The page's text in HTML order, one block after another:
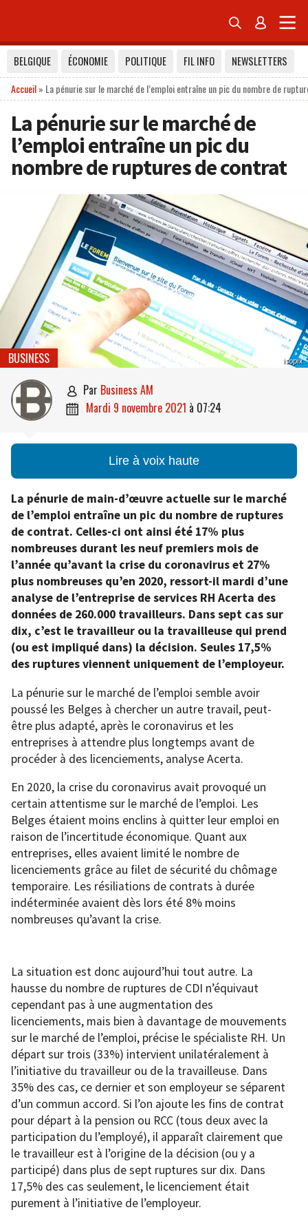
 
BELGIQUE ÉCONOMIE POLITIQUE FIL INFO
NEWSLETTERS
Accueil» La pénurie sur le marché de l’emploi entraîne un pic du nombre de
La pénurie sur le marché de
l’emploi entraîne un pic du
nombre de ruptures de contrat
isopix
BUSINESS
 par Business AM
 mardi 9 novembre 2021 à 07:24
Lire à voix haute
La pénurie de main-d’œuvre actuelle sur le marché
de l’emploi entraîne un pic du nombre de ruptures
de contrat. Celles-ci ont ainsi été 17% plus
nombreuses durant les neuf premiers mois de
l’année qu’avant la crise du coronavirus et 27%
plus nombreuses qu’en 2020, ressort-il mardi d’une
analyse de l’entreprise de services RH Acerta des
données de 260.000 travailleurs. Dans sept cas sur
dix, c’est le travailleur ou la travailleuse qui prend
(ou est impliqué dans) la décision. Seules 17,5%
des ruptures viennent uniquement de l’employeur.
La pénurie sur le marché de l’emploi semble avoir
poussé les Belges à chercher un autre travail, peut-
être plus adapté, après le coronavirus et les
entreprises à attendre plus longtemps avant de
procéder à des licenciements, analyse Acerta.
En 2020, la crise du coronavirus avait provoqué un
certain attentisme sur le marché de l’emploi. Les
Belges étaient moins enclins à quitter leur emploi en
raison de l’incertitude économique. Quant aux
entreprises, elles avaient limité le nombre de
licenciements grâce au filet de sécurité du chômage
temporaire. Les résiliations de contrats à durée
indéterminée avaient dès lors été 8% moins
nombreuses qu’avant la crise.
La situation est donc aujourd’hui tout autre. La
hausse du nombre de ruptures de CDI n’équivaut
cependant pas à une augmentation des
licenciements, mais bien à davantage de mouvements
sur le marché de l’emploi, précise le spécialiste RH. Un
départ sur trois (33%) intervient unilatéralement à
l’initiative du travailleur ou de la travailleuse. Dans
35% des cas, ce dernier et son employeur se séparent
d’un commun accord. Si l’on ajoute les fins de contrat
pour départ à la pension ou RCC (tous deux avec la
participation du l’employé), il apparaît clairement que
le travailleur est à l’origine de la décision (ou y a
participé) dans plus de sept ruptures sur dix. Dans
17,5% des cas seulement, le licenciement était
purement à l’initiative de l’employeur.